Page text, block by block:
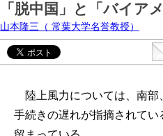
「脱中国」と「バイア
山本隆三 （ 常葉大学名誉教授）
陸上風力については、南部
手続きの遅れが指摘されて